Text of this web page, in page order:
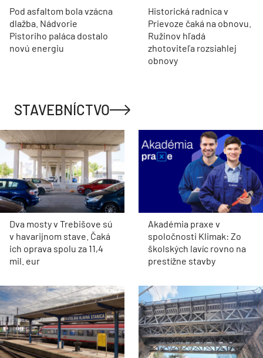
Pod asfaltom bola vzácna
dlažba. Nádvorie
Pistoriho paláca dostalo
novú energiu
Historická radnica v
Prievoze čaká na obnovu.
Ružinov hľadá
zhotoviteľa rozsiahlej
obnovy
STAVEBNÍCTVO
Dva mosty v Trebišove sú
v havarijnom stave. Čaká
ich oprava spolu za 11,4
mil. eur
Akadémia praxe v
spoločnosti Klimak: Zo
školských lavíc rovno na
prestížne stavby